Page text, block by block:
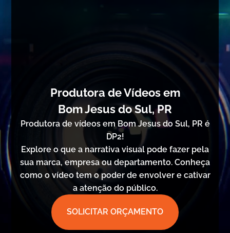
Produtora de Vídeos em
Bom Jesus do Sul, PR
Produtora de vídeos em Bom Jesus do Sul, PR é
DP2!
Explore o que a narrativa visual pode fazer pela
sua marca, empresa ou departamento. Conheça
como o vídeo tem o poder de envolver e cativar
a atenção do público.
SOLICITAR ORÇAMENTO